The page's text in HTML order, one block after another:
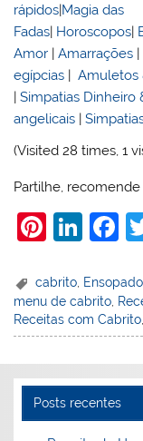
rápidos|Magia das
Fadas| Horoscopos|
Amor |Amarrações |
egípcias |Amuletos
|Simpatias Dinheiro
angelicais |
(Visited 28 times, 1
Partilhe,
Pi
er
e
st
Li
k
e
dI
F
c
e
b
o
k
cabrito
menu de cabrito,
Receitas com Cabrito,
Posts recentes